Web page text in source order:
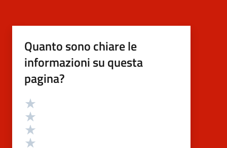
Quanto sono chiare le
informazioni su questa
pagina?
Valutazione